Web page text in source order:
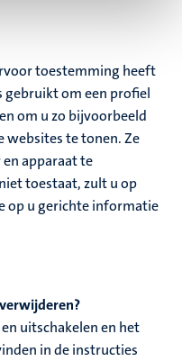
toestemming heeft
gebruikt om een profiel
om u zo bijvoorbeeld
websites te tonen. Ze
apparaat te
toestaat, zult u op
op u gerichte informatie
uitschakelen en het
in de instructies